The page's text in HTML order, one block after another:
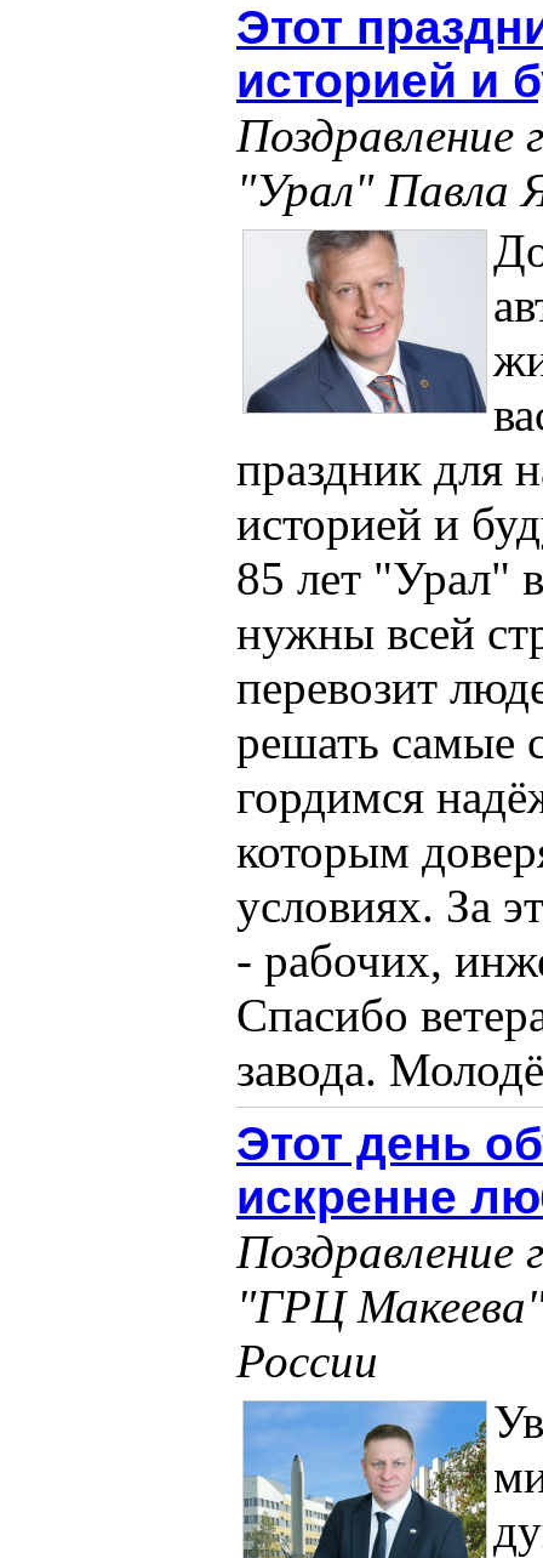
Этот
историей и
Поздравление
"Урал" Павла
праздник для
историей и
85 лет "Урал"
нужны всей
перевозит
решать самые
гордимся
которым
условиях. За
- рабочих,
Спасибо
завода.
Этот день
искренне
Поздравление
"ГРЦ
России